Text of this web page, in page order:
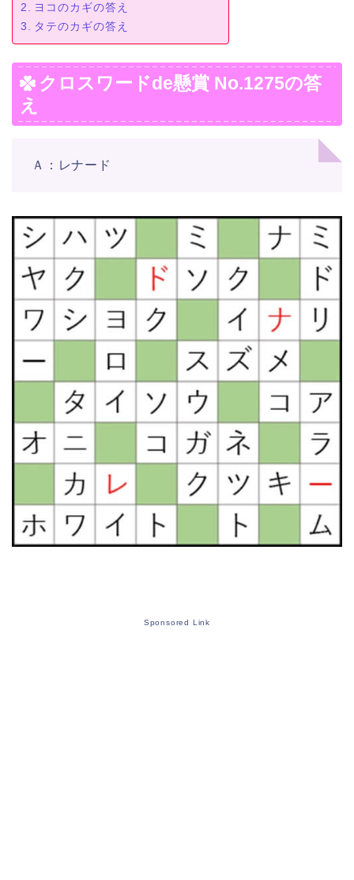
ヨコのカギの答え
タテのカギの答え
クロスワードde懸賞 No.1275の答
え
Ａ：レナード
Sponsored Link